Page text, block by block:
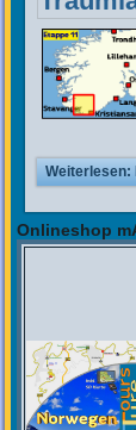
Weiterlesen:
Onlineshop